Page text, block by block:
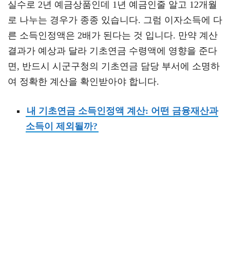
실수로 2년 예금상품인데 1년 예금인줄 알고 12개월
로 나누는 경우가 종종 있습니다. 그럼 이자소득에 다
른 소득인정액은 2배가 된다는 것 입니다. 만약 계산
결과가 예상과 달라 기초연금 수령액에 영향을 준다
면, 반드시 시군구청의 기초연금 담당 부서에 소명하
여 정확한 계산을 확인받아야 합니다.
내 기초연금 소득인정액 계산: 어떤 금융재산과
소득이 제외될까?